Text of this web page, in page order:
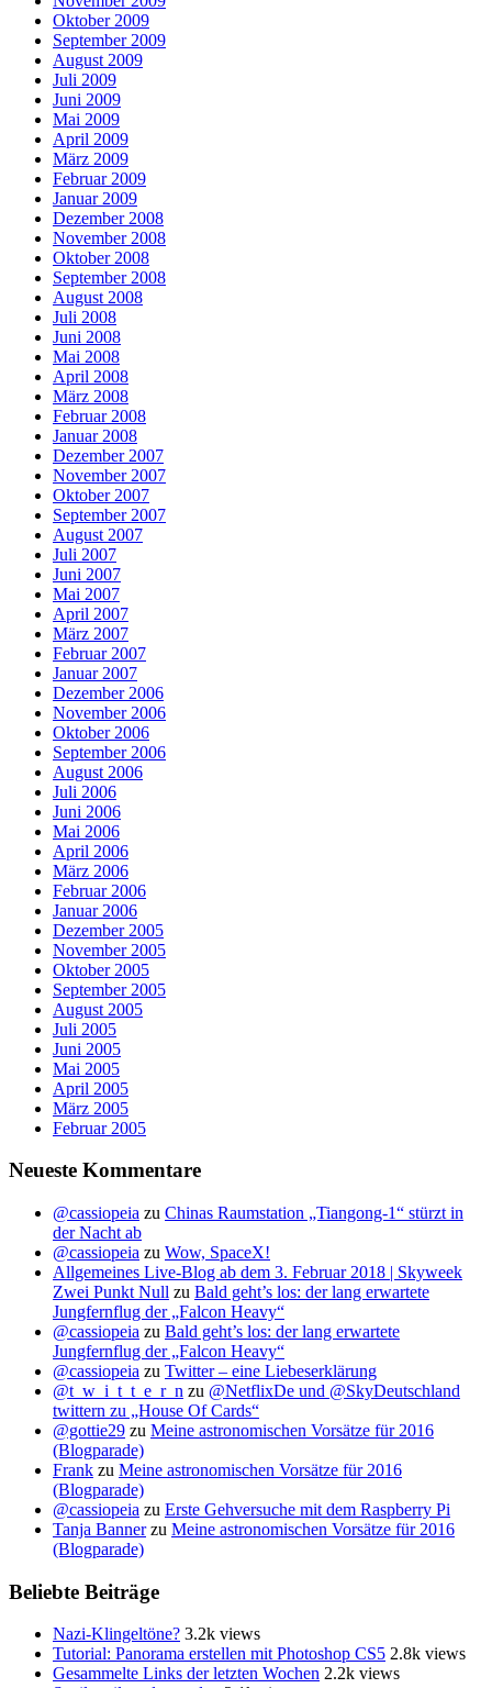
Oktober 2009
September 2009
August 2009
Juli 2009
Juni 2009
Mai 2009
April 2009
März 2009
Februar 2009
Januar 2009
Dezember 2008
November 2008
Oktober 2008
September 2008
August 2008
Juli 2008
Juni 2008
Mai 2008
April 2008
März 2008
Februar 2008
Januar 2008
Dezember 2007
November 2007
Oktober 2007
September 2007
August 2007
Juli 2007
Juni 2007
Mai 2007
April 2007
März 2007
Februar 2007
Januar 2007
Dezember 2006
November 2006
Oktober 2006
September 2006
August 2006
Juli 2006
Juni 2006
Mai 2006
April 2006
März 2006
Februar 2006
Januar 2006
Dezember 2005
November 2005
Oktober 2005
September 2005
August 2005
Juli 2005
Juni 2005
Mai 2005
April 2005
März 2005
Februar 2005
Neueste Kommentare
@cassiopeia zu Chinas Raumstation „Tiangong-1“ stürzt in
der Nacht ab
@cassiopeia zu Wow, SpaceX!
Allgemeines Live-Blog ab dem 3. Februar 2018 | Skyweek
Zwei Punkt Null zu Bald geht’s los: der lang erwartete
Jungfernflug der „Falcon Heavy“
@cassiopeia zu Bald geht’s los: der lang erwartete
Jungfernflug der „Falcon Heavy“
@cassiopeia zu Twitter – eine Liebeserklärung
@t_w_i_t_t_e_r_n zu @NetflixDe und @SkyDeutschland
twittern zu „House Of Cards“
@gottie29 zu Meine astronomischen Vorsätze für 2016
(Blogparade)
Frank zu Meine astronomischen Vorsätze für 2016
(Blogparade)
@cassiopeia zu Erste Gehversuche mit dem Raspberry Pi
Tanja Bannerzu Meine astronomischen Vorsätze für 2016
(Blogparade)
Beliebte Beiträge
Nazi-Klingeltöne? 3.2k views
Tutorial: Panorama erstellen mit Photoshop CS5 2.8k views
Gesammelte Links der letzten Wochen 2.2k views